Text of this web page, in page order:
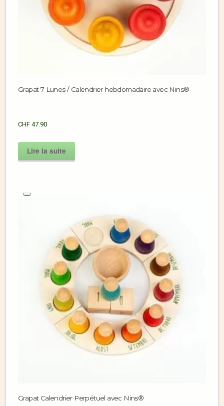
Grapat 7 Lunes / Calendrier hebdomadaire avec Nins®
CHF 47.90
Lire la suite
Grapat Calendrier Perpétuel avec Nins®